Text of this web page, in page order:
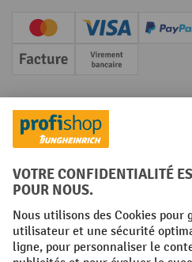
Creditcard (Master)
Creditcard
Facture Paiement
Réseaux sociaux
Facebook
YouTube
LinkedInInstagram
Conditions générales